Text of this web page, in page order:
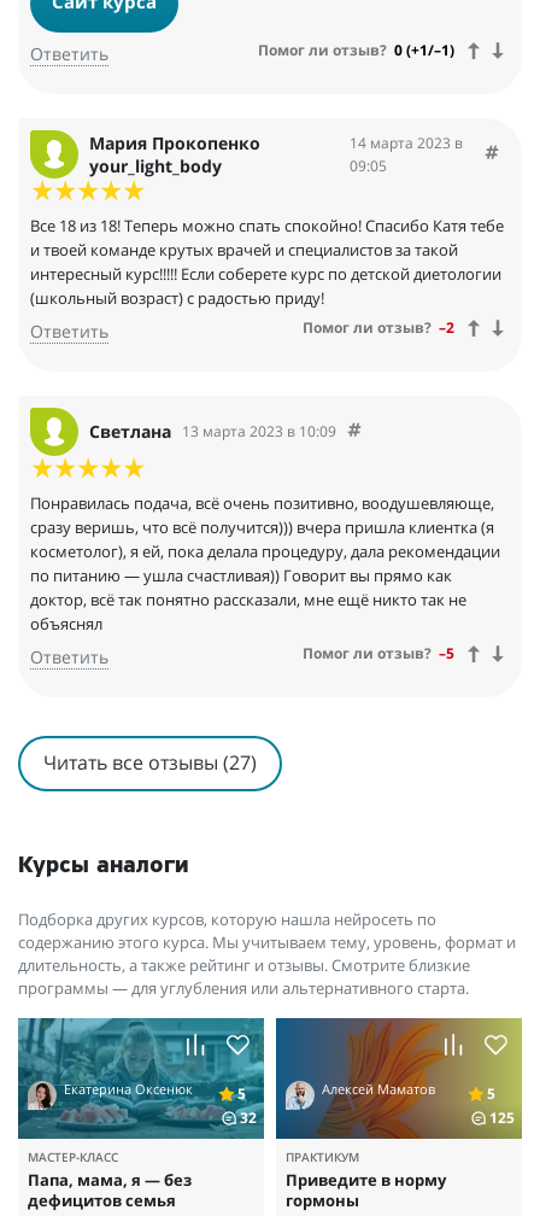
Ответить Помог ли отзыв? 0 (+1/–1)
Мария Прокопенко
your_light_body
14 марта 2023 в
09:05
Все 18 из 18! Теперь можно спать спокойно! Спасибо Катя тебе
и твоей команде крутых врачей и специалистов за такой
интересный курс!!!!! Если соберете курс по детской диетологии
(школьный возраст) с радостью приду!
Ответить Помог ли отзыв? –2
Светлана 13 марта 2023 в 10:09
Понравилась подача, всё очень позитивно, воодушевляюще,
сразу веришь, что всё получится))) вчера пришла клиентка (я
косметолог), я ей, пока делала процедуру, дала рекомендации
по питанию — ушла счастливая)) Говорит вы прямо как
доктор, всё так понятно рассказали, мне ещё никто так не
объяснял
Ответить Помог ли отзыв? –5
Читать все отзывы (27)
Курсы аналоги
Подборка других курсов, которую нашла нейросеть по
содержанию этого курса. Мы учитываем тему, уровень, формат и
длительность, а также рейтинг и отзывы. Смотрите близкие
программы — для углубления или альтернативного старта.
Екатерина Оксенюк
5
32
МАСТЕР-КЛАСС
Папа, мама, я — без
дефицитов семья
Алексей Маматов
5
125
ПРАКТИКУМ
Приведите в норму
гормоны